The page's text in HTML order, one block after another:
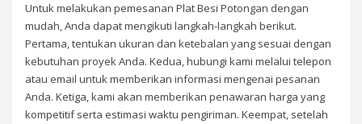
Untuk melakukan pemesanan Plat Besi Potongan dengan
mudah, Anda dapat mengikuti langkah-langkah berikut.
Pertama, tentukan ukuran dan ketebalan yang sesuai dengan
kebutuhan proyek Anda. Kedua, hubungi kami melalui telepon
atau email untuk memberikan informasi mengenai pesanan
Anda. Ketiga, kami akan memberikan penawaran harga yang
kompetitif serta estimasi waktu pengiriman. Keempat, setelah